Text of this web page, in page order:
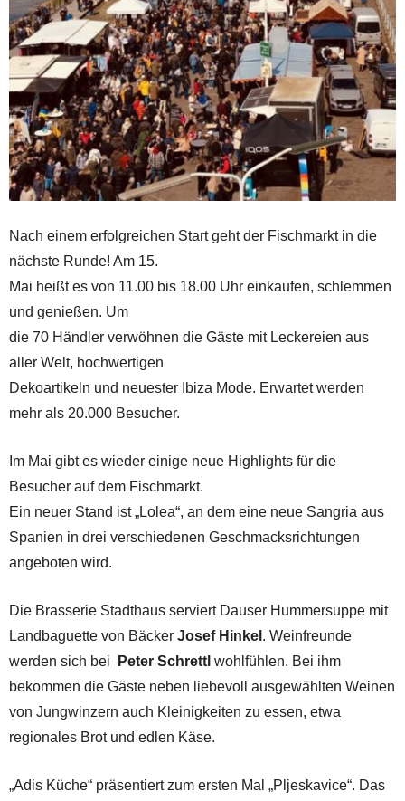
Nach einem erfolgreichen Start geht der Fischmarkt in die
nächste Runde! Am 15.
Mai heißt es von 11.00 bis 18.00 Uhr einkaufen, schlemmen
und genießen. Um
die 70 Händler verwöhnen die Gäste mit Leckereien aus
aller Welt, hochwertigen
Dekoartikeln und neuester Ibiza Mode. Erwartet werden
mehr als 20.000 Besucher.
Im Mai gibt es wieder einige neue Highlights für die
Besucher auf dem Fischmarkt.
Ein neuer Stand ist „Lolea“, an dem eine neue Sangria aus
Spanien in drei verschiedenen Geschmacksrichtungen
angeboten wird.
Die Brasserie Stadthaus serviert Dauser Hummersuppe mit
Landbaguette von Bäcker Josef Hinkel . Weinfreunde
werden sich bei
Peter Schrettl wohlfühlen. Bei ihm
bekommen die Gäste neben liebevoll ausgewählten Weinen
von Jungwinzern auch Kleinigkeiten zu essen, etwa
regionales Brot und edlen Käse.
„Adis Küche“ präsentiert zum ersten Mal „Pljeskavice“. Das